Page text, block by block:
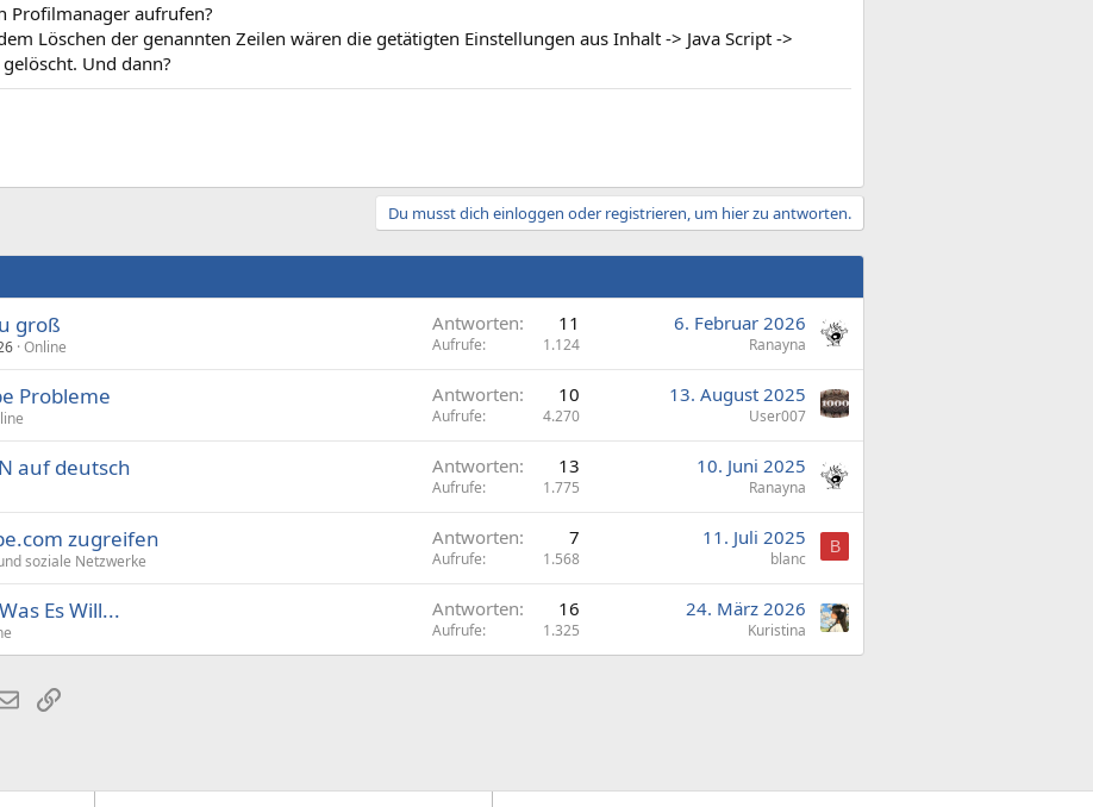
Profilmanager aufrufen?
Löschen der genannten Zeilen wären die getätigten Einstellungen aus Inhalt -> Java Script ->
Und dann?
Du musst dich einloggen oder registrieren, um hier zu antworten.
groß
Online
Antworten 11
Aufrufe 1.124
6. Februar 2026
Ranayna
Probleme Antworten 10
Aufrufe 4.270
13. August 2025
User007
auf deutsch Antworten 13
Aufrufe 1.775
10. Juni 2025
Ranayna
zugreifen
soziale Netzwerke
Antworten 7
Aufrufe 1.568
11. Juli 2025
blanc
B
Es Will... Antworten 16
Aufrufe 1.325
24. März 2026
Kuristina
E-MailLink